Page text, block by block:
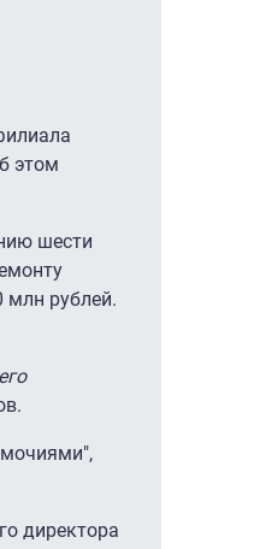
этом
шести
млн рублей.
директора